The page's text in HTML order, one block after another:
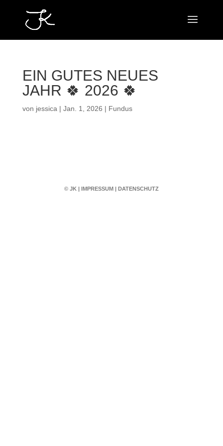
EIN GUTES NEUES
JAHR 🍀 2026 🍀
von jessica | Jan. 1, 2026 | Fundus
© JK | IMPRESSUM| DATENSCHUTZ